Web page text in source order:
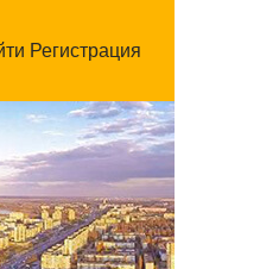
Регистрация